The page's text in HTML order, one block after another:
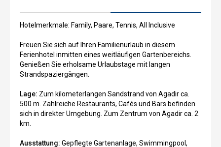
Hotelmerkmale: Family, Paare, Tennis, All Inclusive
Freuen Sie sich auf Ihren Familienurlaub in diesem
Ferienhotel inmitten eines weitläufigen Gartenbereichs.
Genießen Sie erholsame Urlaubstage mit langen
Strandspaziergängen.
Lage: Zum kilometerlangen Sandstrand von Agadir ca.
500 m. Zahlreiche Restaurants, Cafés und Bars befinden
sich in direkter Umgebung. Zum Zentrum von Agadir ca. 2
km.
Ausstattung: Gepflegte Gartenanlage, Swimmingpool,